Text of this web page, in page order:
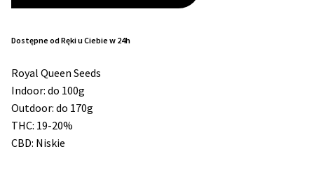
Odporne Odmiany
Medyczne Odmiany
Regularne
cen:
Dostępne od Ręki u Ciebie w 24h
Royal Queen Seeds
Indoor: do 100g
Outdoor: do 170g
THC: 19-20%
CBD: Niskie